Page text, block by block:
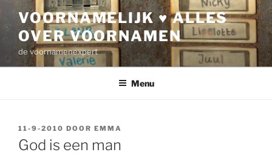
inhoud
VOORNAMELIJK ♥ ALLES
OVER VOORNAMEN
de voornamenexpert
Menu
GEPLAATST
OP
11-9-2010 DOOR EMMA
God is een man